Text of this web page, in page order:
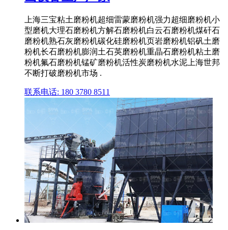
上海三宝粘土磨粉机超细雷蒙磨粉机强力超细磨粉机小
型磨机大理石磨粉机方解石磨粉机白云石磨粉机煤矸石
磨粉机熟石灰磨粉机碳化硅磨粉机页岩磨粉机铝矾土磨
粉机长石磨粉机膨润土石英磨粉机重晶石磨粉机粘土磨
粉机氟石磨粉机锰矿磨粉机活性炭磨粉机水泥上海世邦
不断打破磨粉机市场 .
联系电话: 180 3780 8511